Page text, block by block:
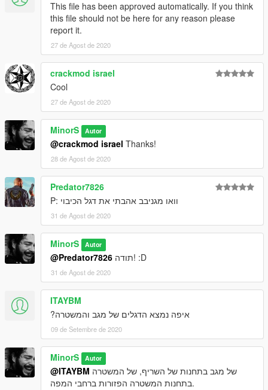
This file has been approved automatically. If you think
this file should not be here for any reason please
report it.
27 de Agost de 2020
crackmod israel
Cool
27 de Agost de 2020
MinorS Autor
@crackmod israel Thanks!
28 de Agost de 2020
Predator7826
וואו מגניבב אהבתי את דגל הכיבוי :P
31 de Agost de 2020
MinorS Autor
@Predator7826 תודה! :D
31 de Agost de 2020
ITAYBM
איפה נמצא הדגלים של מגב והמשטרה?
09 de Setembre de 2020
MinorS Autor
@ITAYBM
בתחנות המשטרה הפזורות ברחבי המפה.